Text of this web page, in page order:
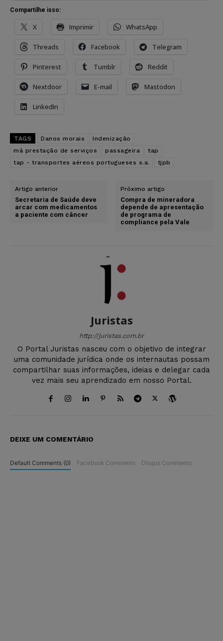
Compartilhe isso:
X Imprimir WhatsApp
Threads Facebook Telegram
Pinterest Tumblr Reddit
Nextdoor E-mail Mastodon
LinkedIn
TAGS Danos morais
Indenização
má prestação de serviços
passageira
tap
tap - transportes aéreos portugueses s.a.
tjpb
Artigo anterior
Secretaria de Saúde deve
arcar com medicamentos
a paciente com câncer
Próximo artigo
Compra de mineradora
depende de apresentação
de programa de
compliance pela Vale
Juristas
http://juristas.com.br
O Portal Juristas nasceu com o objetivo de integrar
uma comunidade jurídica onde os internautas possam
compartilhar suas informações, ideias e delegar cada
vez mais seu aprendizado em nosso Portal.
DEIXE UM COMENTÁRIO
Default Comments (0) Facebook Comments Disqus Comments